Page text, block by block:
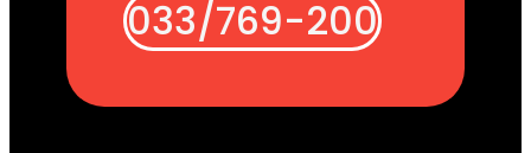
033/769-200